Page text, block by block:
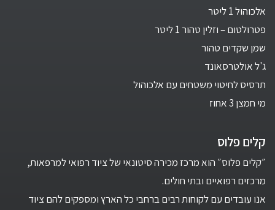
אלכוהול 1 ליטר
פטרולטום – וזלין טהור 1 ליטר
שמן שקדים טהור
ג'ל אולטרסאונד
תרסיס לחיטוי משטחים עם אלכוהול
מי חמצן 3 אחוז
קלים פלוס
״קלים פלוס״ הוא מרכז מכירה סיטונאי של ציוד רפואי למרפאות,
מרכזים רפואיים ובתי חולים.
אנו עובדים עם לקוחות רבים ברחבי כל הארץ ומספקים להם ציוד